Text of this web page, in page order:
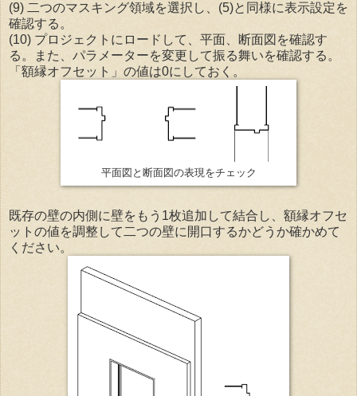
(9) 二つのマスキング領域を選択し、(5)と同様に表示設定を
確認する。
(10) プロジェクトにロードして、平面、断面図を確認す
る。また、パラメーターを変更して振る舞いを確認する。
「額縁オフセット」の値は0にしておく。
平面図と断面図の表現をチェック
既存の壁の内側に壁をもう1枚追加して結合し、額縁オフセ
ットの値を調整して二つの壁に開口するかどうか確かめて
ください。